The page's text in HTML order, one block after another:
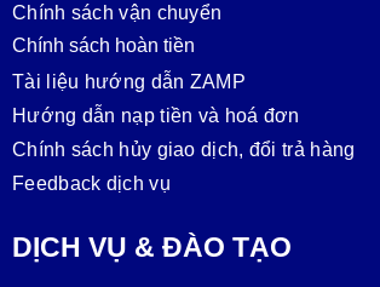
Chính sách vận chuyển
Chính sách hoàn tiền
Tài liệu hướng dẫn ZAMP
Hướng dẫn nạp tiền và hoá đơn
Chính sách hủy giao dịch, đổi trả hàng
Feedback dịch vụ
DỊCH VỤ & ĐÀO TẠO